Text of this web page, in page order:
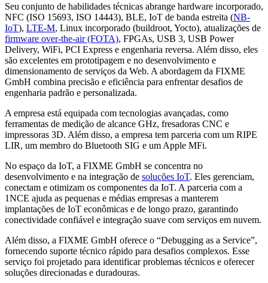
Seu conjunto de habilidades técnicas abrange hardware incorporado,
NFC (ISO 15693, ISO 14443), BLE, IoT de banda estreita (NB-
IoT), LTE-M, Linux incorporado (buildroot, Yocto), atualizações de
firmware over-the-air (FOTA), FPGAs, USB 3, USB Power
Delivery, WiFi, PCI Express e engenharia reversa. Além disso, eles
são excelentes em prototipagem e no desenvolvimento e
dimensionamento de serviços da Web. A abordagem da FIXME
GmbH combina precisão e eficiência para enfrentar desafios de
engenharia padrão e personalizada.
A empresa está equipada com tecnologias avançadas, como
ferramentas de medição de alcance GHz, fresadoras CNC e
impressoras 3D. Além disso, a empresa tem parceria com um RIPE
LIR, um membro do Bluetooth SIG e um Apple MFi.
No espaço da IoT, a FIXME GmbH se concentra no
desenvolvimento e na integração de soluções IoT. Eles gerenciam,
conectam e otimizam os componentes da IoT. A parceria com a
1NCE ajuda as pequenas e médias empresas a manterem
implantações de IoT econômicas e de longo prazo, garantindo
conectividade confiável e integração suave com serviços em nuvem.
Além disso, a FIXME GmbH oferece o “Debugging as a Service”,
fornecendo suporte técnico rápido para desafios complexos. Esse
serviço foi projetado para identificar problemas técnicos e oferecer
soluções direcionadas e duradouras.